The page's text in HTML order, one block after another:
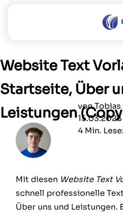
Referenzen
Über uns
Sonstiges
Blog
FAQ
Sponsoring
Website Text
Startseite, Über
Leistungenvon
4 Min.
Mit diesen Website Text
schnell professionelle
Über uns und Leistungen.